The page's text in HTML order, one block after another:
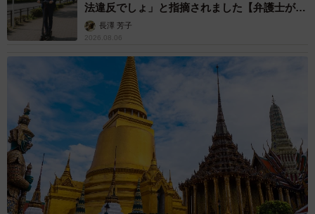
法違反でしょ」と指摘されました【弁護士が解
説】長澤 芳子
2026.08.06